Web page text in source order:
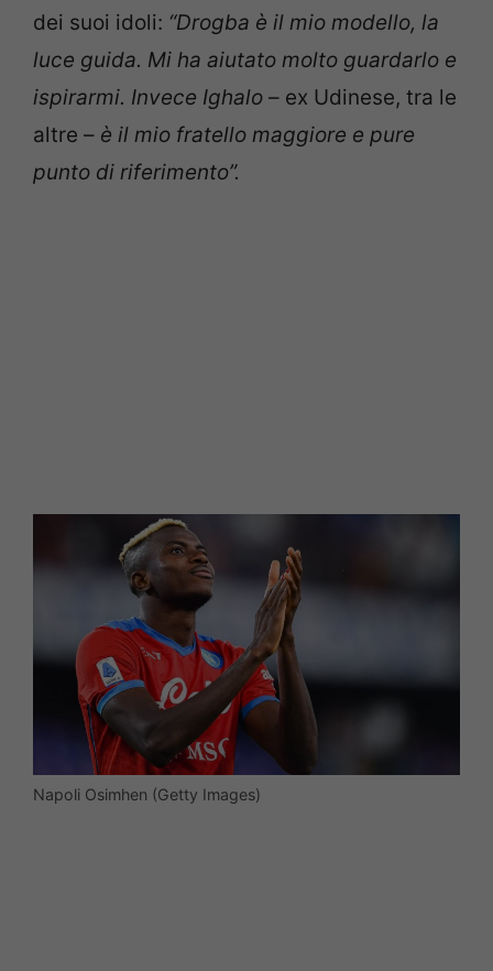
dei suoi idoli: “Drogba è il mio modello, la
luce guida. Mi ha aiutato molto guardarlo e
ispirarmi. Invece Ighalo – ex Udinese, tra le
altre – è il mio fratello maggiore e pure
punto di riferimento”.
Napoli Osimhen (Getty Images)